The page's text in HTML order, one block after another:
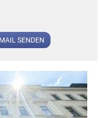
KLIS
SENDEN